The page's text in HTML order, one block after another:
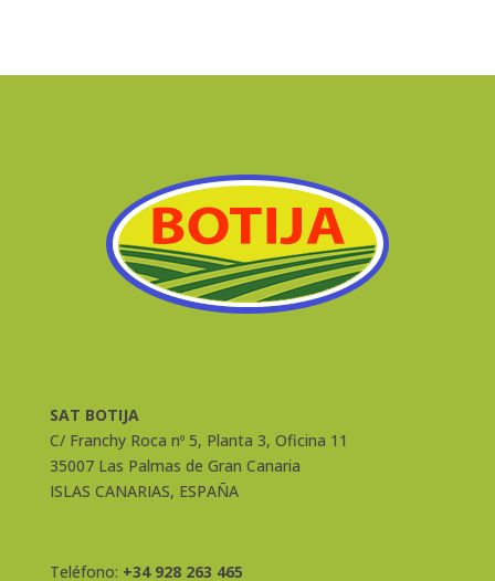
SAT BOTIJA
C/ Franchy Roca nº 5, Planta 3, Oficina 11
35007 Las Palmas de Gran Canaria
ISLAS CANARIAS, ESPAÑA
Teléfono: +34 928 263 465